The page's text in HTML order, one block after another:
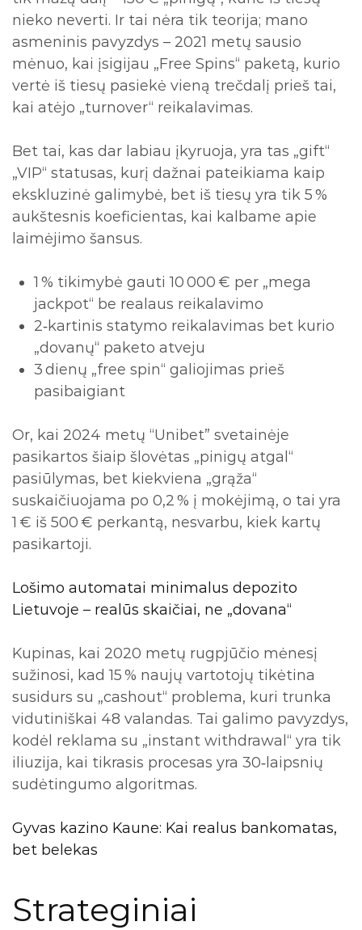
nieko neverti. Ir tai nėra tik teorija; mano
asmeninis pavyzdys – 2021 metų sausio
mėnuo, kai įsigijau „Free Spins“ paketą, kurio
vertė iš tiesų pasiekė vieną trečdalį prieš tai,
kai atėjo „turnover“ reikalavimas.
Bet tai, kas dar labiau įkyruoja, yra tas „gift“
„VIP“ statusas, kurį dažnai pateikiama kaip
ekskluzinė galimybė, bet iš tiesų yra tik 5 %
aukštesnis koeficientas, kai kalbame apie
laimėjimo šansus.
1 % tikimybė gauti 10 000 € per „mega
jackpot“ be realaus reikalavimo
2‑kartinis statymo reikalavimas bet kurio
„dovanų“ paketo atveju
3 dienų „free spin“ galiojimas prieš
pasibaigiant
Or, kai 2024 metų “Unibet” svetainėje
pasikartos šiaip šlovėtas „pinigų atgal“
pasiūlymas, bet kiekviena „grąža“
suskaičiuojama po 0,2 % į mokėjimą, o tai yra
1 € iš 500 € perkantą, nesvarbu, kiek kartų
pasikartoji.
Lošimo automatai minimalus depozito
Lietuvoje – realūs skaičiai, ne „dovana“
Kupinas, kai 2020 metų rugpjūčio mėnesį
sužinosi, kad 15 % naujų vartotojų tikėtina
susidurs su „cashout“ problema, kuri trunka
vidutiniškai 48 valandas. Tai galimo pavyzdys,
kodėl reklama su „instant withdrawal“ yra tik
iliuzija, kai tikrasis procesas yra 30‑laipsnių
sudėtingumo algoritmas.
Gyvas kazino Kaune: Kai realus bankomatas,
bet belekas
Strateginiai